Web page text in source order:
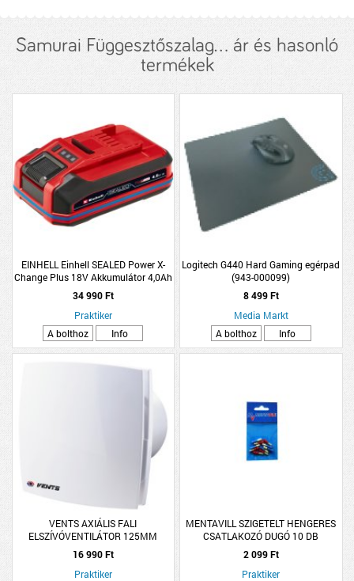
Samurai Függesztőszalag... ár és hasonló
termékek
EINHELL Einhell SEALED Power X-
Change Plus 18V Akkumulátor 4,0Ah
34 990 Ft
Praktiker
A bolthoz
Info
Logitech G440 Hard Gaming egérpad
(943-000099)
8 499 Ft
Media Markt
A bolthoz
Info
VENTS AXIÁLIS FALI
ELSZÍVÓVENTILÁTOR 125MM
16 990 Ft
Praktiker
MENTAVILL SZIGETELT HENGERES
CSATLAKOZÓ DUGÓ 10 DB
2 099 Ft
Praktiker